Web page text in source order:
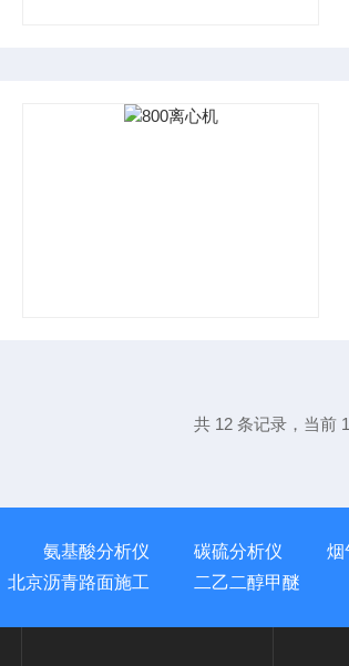
共 12 条记录，当前
氨基酸分析仪 碳硫分析仪 烟
北京沥青路面施工 二乙二醇甲醚